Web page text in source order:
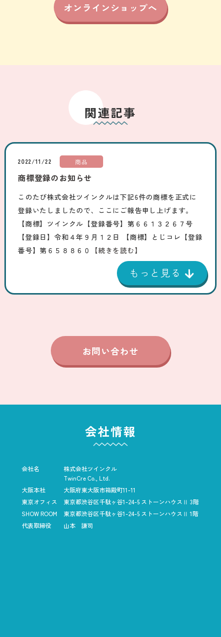
オンラインショップへ
関連記事
2022/11/22 商品
商標登録のお知らせ
このたび株式会社ツインクルは下記6件の商標を正式に
登録いたしましたので、ここにご報告申し上げます。
【商標】ツインクル【登録番号】第６６１３２６７号
【登録日】令和４年９月１２日 【商標】とじコレ【登録
番号】第６５８８６０
【続きを読む】
お問い合わせ
会社情報
会社名
株式会社ツインクル
TwinCre Co., Ltd.
大阪本社
大阪府東大阪市箱殿町11-11
東京オフィス
東京都渋谷区千駄ヶ谷1-24-5 ストーンハウスⅡ 3階
SHOW ROOM
東京都渋谷区千駄ヶ谷1-24-5 ストーンハウスⅡ 1階
代表取締役
山本 謙司